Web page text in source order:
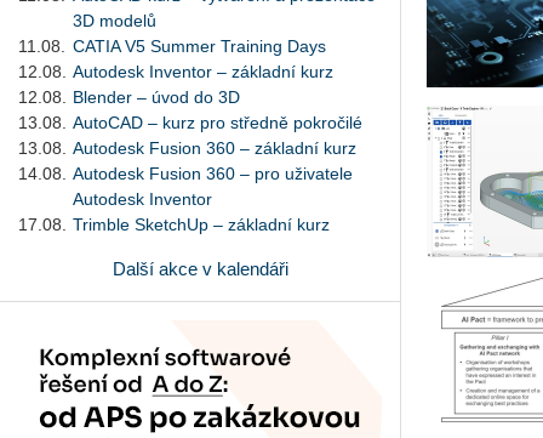
3D modelů
11.08.
CATIA V5 Summer Training Days
12.08.
Autodesk Inventor – základní kurz
12.08.
Blender – úvod do 3D
13.08.
AutoCAD – kurz pro středně pokročilé
13.08.
Autodesk Fusion 360 – základní kurz
14.08.
Autodesk Fusion 360 – pro uživatele
Autodesk Inventor
17.08.
Trimble SketchUp – základní kurz
Další akce v kalendáři